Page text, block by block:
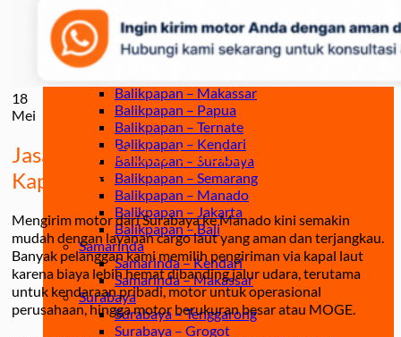
Makassar – Nabire
Makassar – Papua
Makassar – Serui
Balikpapan – Makassar
Balikpapan – Papua
Balikpapan – Ternate
Balikpapan – Kendari
Balikpapan – Surabaya
Balikpapan – Semarang
Balikpapan – Manado
Balikpapan – Jakarta
Balikpapan – Bali
Samarinda
Samarinda – Kendari
Samarinda – Makassar
Surabaya
Surabaya – Tenggarong
Surabaya – Grogot
18
Mei
Jasa Kirim Motor Surabaya Manado via
Kapal Laut
Mengirim motor dari Surabaya ke Manado kini semakin
mudah dengan layanan cargo laut yang aman dan terjangkau.
Banyak pelanggan kami memilih pengiriman via kapal laut
karena biaya lebih hemat dibanding jalur udara, terutama
untuk kendaraan pribadi, motor untuk operasional
perusahaan, hingga motor berukuran besar atau MOGE.